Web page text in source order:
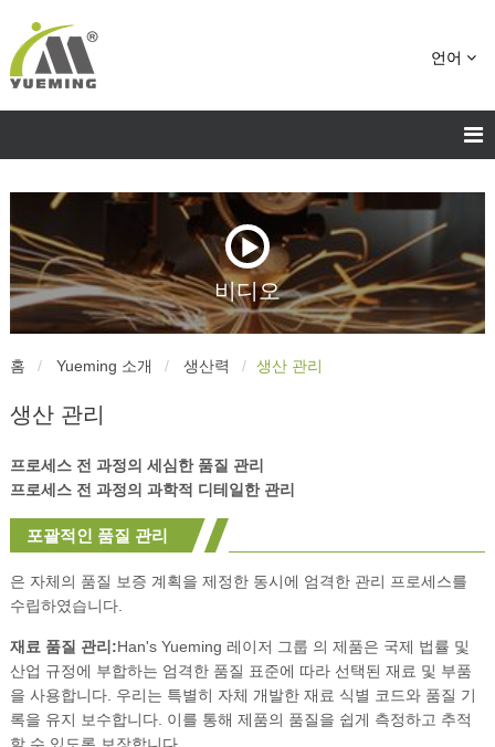
언어
비디오
홈 Yueming 소개 생산력 생산 관리
생산 관리
프로세스 전 과정의 세심한 품질 관리
프로세스 전 과정의 과학적 디테일한 관리
포괄적인 품질 관리
은 자체의 품질 보증 계획을 제정한 동시에 엄격한 관리 프로세스를
수립하였습니다.
재료 품질 관리:Han's Yueming 레이저 그룹 의 제품은 국제 법률 및
산업 규정에 부합하는 엄격한 품질 표준에 따라 선택된 재료 및 부품
을 사용합니다. 우리는 특별히 자체 개발한 재료 식별 코드와 품질 기
록을 유지 보수합니다. 이를 통해 제품의 품질을 쉽게 측정하고 추적